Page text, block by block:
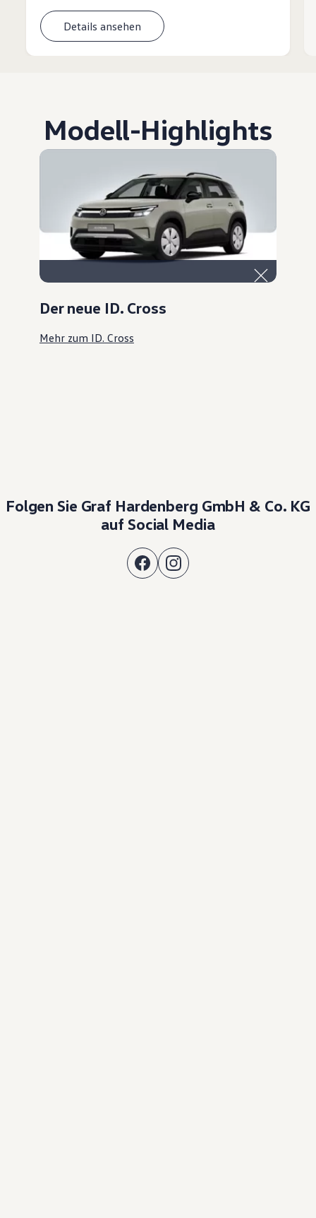
Details ansehen
Modell-Highlights
Der neue ID. Cross
Mehr zum ID. Cross
Folgen Sie Graf Hardenberg GmbH & Co. KG
auf Social Media